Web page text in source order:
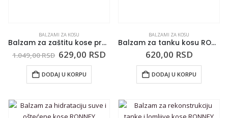
BALZAMI ZA KOSU
Balzam za zaštitu kose pre feniranja OSMO X.Posed 200ml
1.049,00RSD 629,00 RSD
DODAJ U KORPU
BALZAMI ZA KOSU
Balzam za tanku kosu RONNEY Silk Sleek 1000ml
620,00 RSD
DODAJ U KORPU